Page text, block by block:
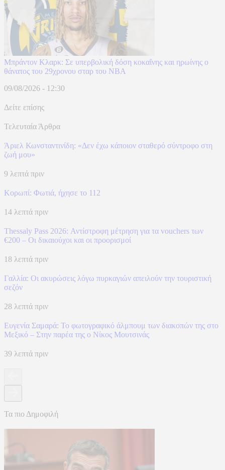
Μπράντον Κλαρκ: Σε υπερβολική δόση κοκαΐνης και ηρωίνης ο
θάνατος του 29χρονου σταρ του NBA
09/08/2026 - 12:30
Δείτε επίσης
Τελευταία Άρθρα
Άριελ Κωνσταντινίδη: «Δεν έχω κάποιον σταθερό σύντροφο στη
ζωή μου»
9 λεπτά πριν
Κορωπί: Φωτιά, ήχησε το 112
14 λεπτά πριν
Thessaly Pass 2026: Αντίστροφη μέτρηση για τα vouchers των
€200 – Οι δικαιούχοι και οι προορισμοί
18 λεπτά πριν
Γαλλία: Οι ακυρώσεις λόγω πυρκαγιών απειλούν την τουριστική
σεζόν
28 λεπτά πριν
Ευγενία Σαμαρά: Το φωτογραφικό άλμπουμ των διακοπών της στο
Μεξικό – Στην παρέα της ο Νίκος Μουτσινάς
39 λεπτά πριν
Τα πιο Δημοφιλή